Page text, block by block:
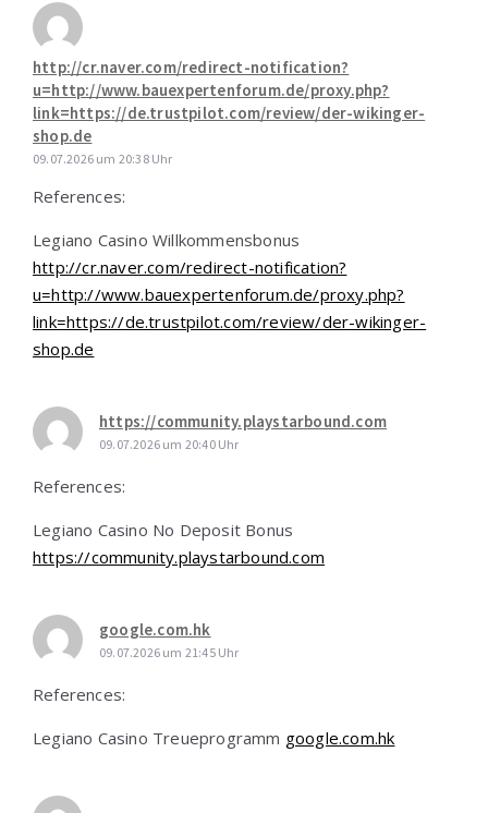
http://cr.naver.com/redirect-notification?
u=http://www.bauexpertenforum.de/proxy.php?
link=https://de.trustpilot.com/review/der-wikinger-
shop.de
09.07.2026 um 20:38 Uhr
References:
Legiano Casino Willkommensbonus
http://cr.naver.com/redirect-notification?
u=http://www.bauexpertenforum.de/proxy.php?
link=https://de.trustpilot.com/review/der-wikinger-
shop.de
https://community.playstarbound.com
09.07.2026 um 20:40 Uhr
References:
Legiano Casino No Deposit Bonus
https://community.playstarbound.com
google.com.hk
09.07.2026 um 21:45 Uhr
References:
Legiano Casino Treueprogramm google.com.hk